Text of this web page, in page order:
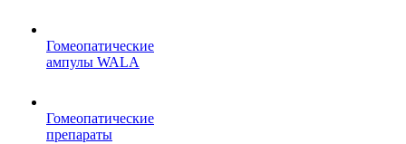
Гомеопатические
ампулы WALA
Гомеопатические
препараты